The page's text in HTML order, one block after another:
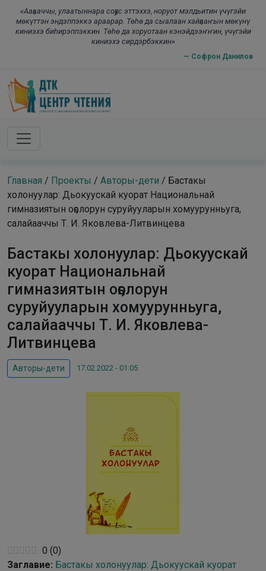
«Ааҕааччы, улаатыннара соҕус эттэххэ, норуот мэлдьитин үчүгэйи
мөкүттэн эндэппэккэ араарар. Төһө да сыалаан хайҕааҥын мөкүнү
киниэхэ биһирэппэккин. Төһө да хоруотаан кэнэйдээҥҥин, үчүгэйи
киниэхэ сирдэрбэккин»
— Софрон Данилов
Skip to main content
Главная / Проекты / Авторы-дети / Бастакы
холонуулар: Дьокуускай куорат Национальнай
гимназиятын оҕолорун суруйууларын хомуурунньуга,
салайааччы Т. И. Яковлева-Литвинцева
Бастакы холонуулар: Дьокуускай
куорат Национальнай
гимназиятын оҕолорун
суруйууларын хомуурунньуга,
салайааччы Т. И. Яковлева-
Литвинцева
Авторы-дети 17.02.2022 - 01:05
0 (0)
Заглавие: Бастакы холонуулар: Дьокуускай куорат